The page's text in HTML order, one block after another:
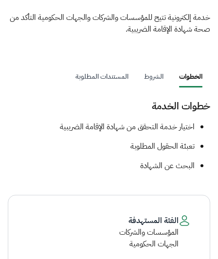
الزكاة الجمارك
ضريبة القيمة المضافة
الإقرار الضريبي
التصرفات العقارية
خدمة إلكترونية تتيح للمؤسسات والشركات والجهات الحكومية التأكد من
صحة شهادة الإقامة الضريبية.
الخطوات الشروط المستندات المطلوبة
خطوات الخدمة
​​​​​اختيار خدمة التحقق من شهادة الإقامة الضريبية
تعبئة الحقول المطلوبة
البحث عن الشهادة
الفئة المستهدفة
المؤسسات والشركات
الجهات الحكومية